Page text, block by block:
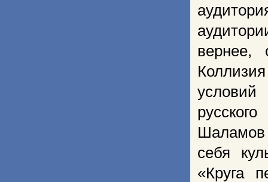
вернее,
условий
Шаламов
себя
«Круга